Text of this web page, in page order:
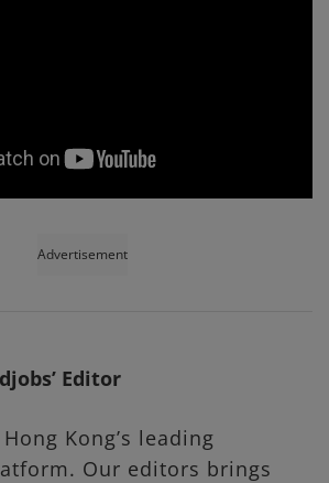
Advertisement
Editor
Kong’s leading
Our editors brings